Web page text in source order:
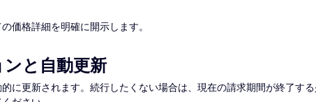
価格詳細を明確に開示します。
と自動更新
に更新されます。続行したくない場合は、現在の請求期間が終了す